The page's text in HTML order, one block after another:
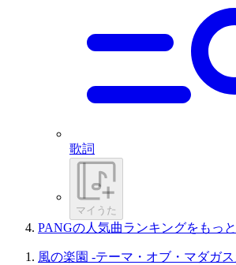
歌詞
マイうた
PANGの人気曲ランキングをもっ
風の楽園 -テーマ・オブ・マダガ